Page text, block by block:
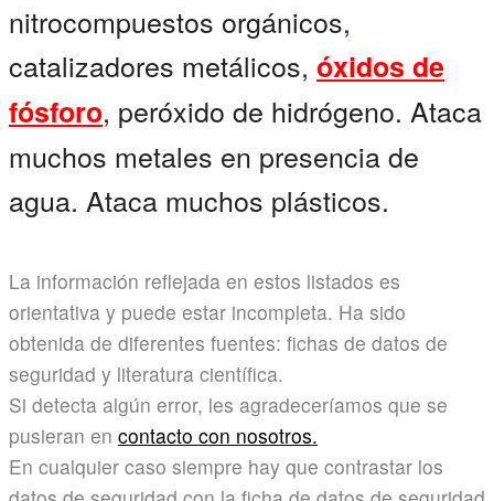
nitrocompuestos orgánicos,
catalizadores metálicos, óxidos de
fósforo, peróxido de hidrógeno. Ataca
muchos metales en presencia de
agua. Ataca muchos plásticos.
La información reflejada en estos listados es
orientativa y puede estar incompleta. Ha sido
obtenida de diferentes fuentes: fichas de datos de
seguridad y literatura científica.
Si detecta algún error, les agradeceríamos que se
pusieran en contacto con nosotros.
En cualquier caso siempre hay que contrastar los